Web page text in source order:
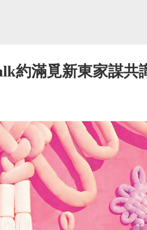
約滿覓新東家謀共